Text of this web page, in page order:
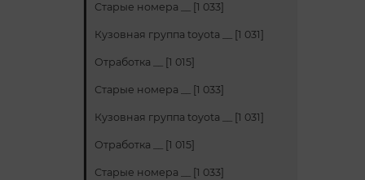
Старые номера __ [1 033]
Кузовная группа toyota __ [1 031]
Отработка __ [1 015]
Старые номера __ [1 033]
Кузовная группа toyota __ [1 031]
Отработка __ [1 015]
Старые номера __ [1 033]